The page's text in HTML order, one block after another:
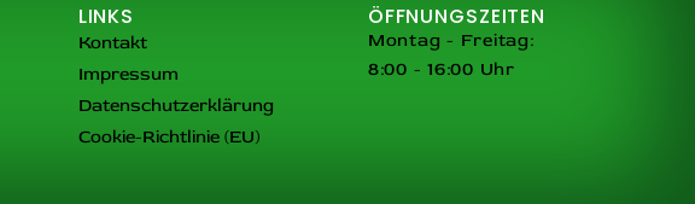
LINKS
Kontakt
Impressum
Datenschutzerklärung
Cookie-Richtlinie (EU)
ÖFFNUNGSZEITEN
Montag - Freitag:
8:00 - 16:00 Uhr